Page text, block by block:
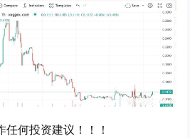
何投资建议！！！